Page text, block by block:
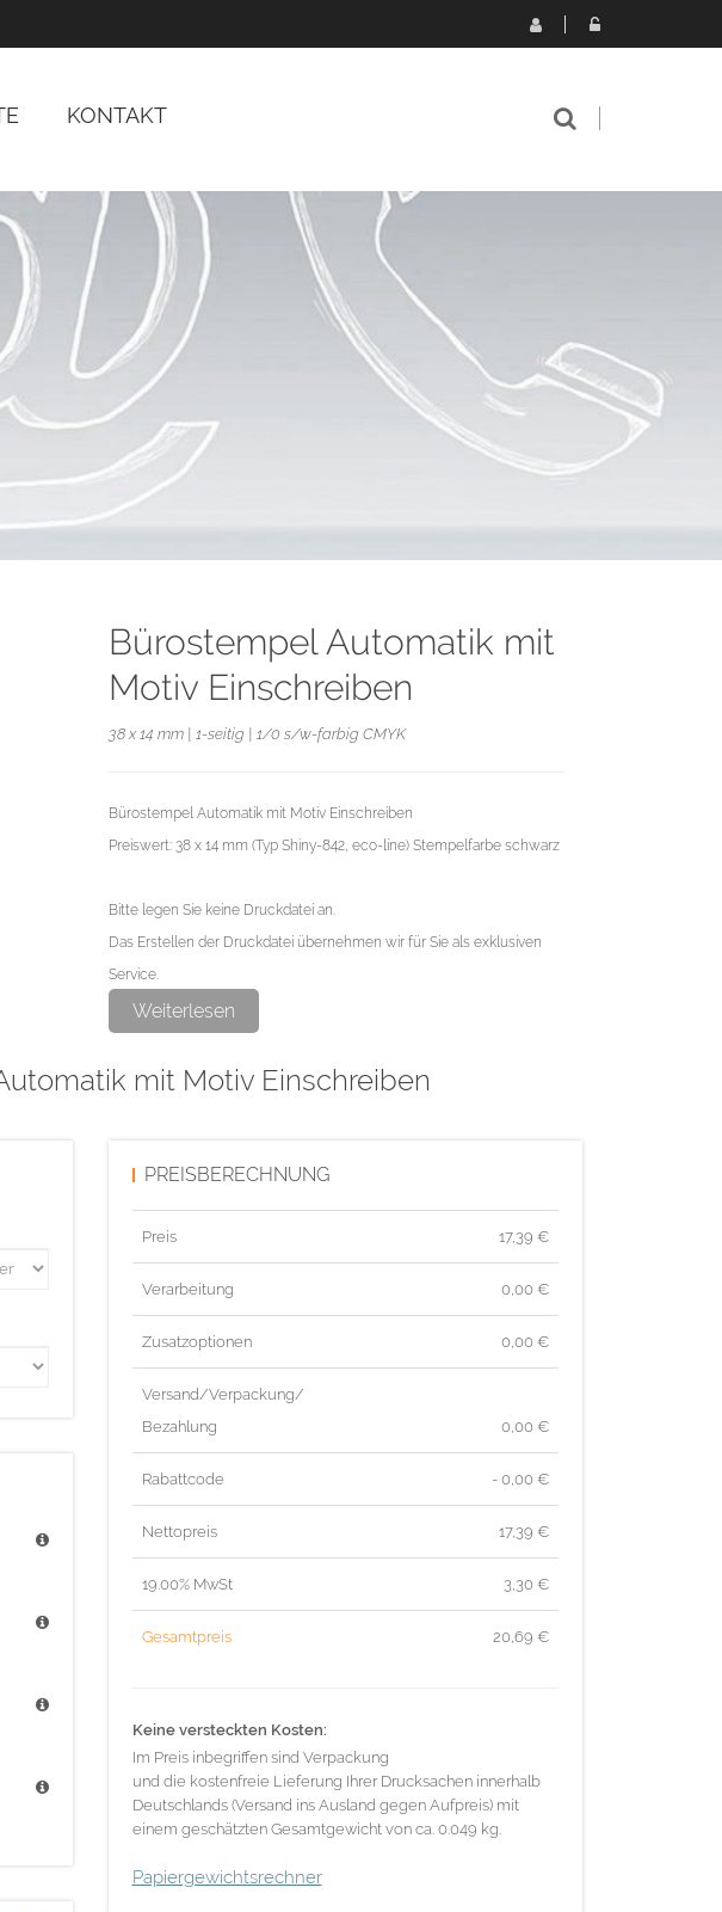
KONTAKT
Bürostempel Automatik mit
Motiv Einschreiben
38 x 14 mm | 1-seitig | 1/0 s/w-farbig CMYK
Bürostempel Automatik mit Motiv Einschreiben
Preiswert: 38 x 14 mm (Typ Shiny-842, eco-line) Stempelfarbe schwarz
Bitte legen Sie keine Druckdatei an.
Das Erstellen der Druckdatei übernehmen wir für Sie als exklusiven
Service.
Weiterlesen
mit Motiv Einschreiben
PREISBERECHNUNG
Preis 17,39 €
Verarbeitung 0,00 €
Zusatzoptionen 0,00 €
Versand/Verpackung/
Bezahlung
0,00 €
Rabattcode - 0,00 €
Nettopreis 17,39 €
19.00% MwSt 3,30 €
Gesamtpreis 20,69 €
Keine versteckten Kosten:
Im Preis inbegriffen sind Verpackung
und die kostenfreie Lieferung Ihrer Drucksachen innerhalb
Deutschlands (Versand ins Ausland gegen Aufpreis) mit
einem geschätzten Gesamtgewicht von ca. 0.049 kg.
Papiergewichtsrechner